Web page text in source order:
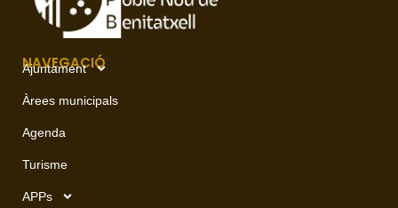
NAVEGACIÓ
Ajuntament
Àrees municipals
Agenda
Turisme
APPs